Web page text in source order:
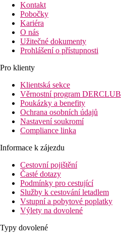
Kontakt
Pobočky
Kariéra
O nás
Užitečné dokumenty
Prohlášení o přístupnosti
Pro klienty
Klientská sekce
Věrnostní program DERCLUB
Poukázky a benefity
Ochrana osobních údajů
Nastavení soukromí
Compliance linka
Informace k zájezdu
Cestovní pojištění
Časté dotazy
Podmínky pro cestující
Služby k cestování letadlem
Vstupní a pobytové poplatky
Výlety na dovolené
Typy dovolené